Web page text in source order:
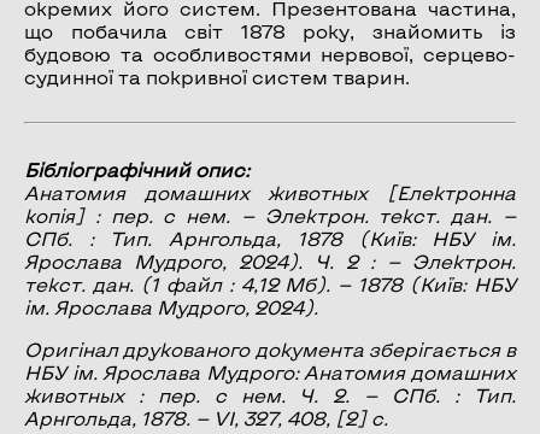
окремих його систем. Презентована частина,
що побачила світ 1878 року, знайомить із
будовою та особливостями нервової, серцево-
судинної та покривної систем тварин.
Бібліографічний опис:
Анатомия домашних животных[Електронна
копія] : пер. с нем. — Электрон. текст. дан. —
СПб. : Тип. Арнгольда, 1878 (Київ: НБУ ім.
Ярослава Мудрого, 2024). Ч. 2 : — Электрон.
текст. дан. (1 файл : 4,12 Мб). — 1878 (Київ: НБУ
ім. Ярослава Мудрого, 2024).
Оригінал друкованого документа зберігається в
НБУ ім. Ярослава Мудрого: Анатомия домашних
животных : пер. с нем. Ч. 2. — СПб. : Тип.
Арнгольда, 1878. — VI, 327, 408, [2] с.